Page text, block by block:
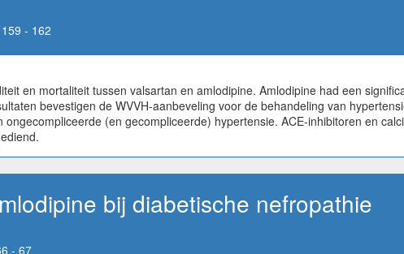
- 162
en mortaliteit tussen valsartan en amlodipine. Amlodipine had een
bevestigen de WVVH-aanbeveling voor de behandeling van
(en gecompliceerde) hypertensie. ACE-inhibitoren en
bij diabetische nefropathie
- 67